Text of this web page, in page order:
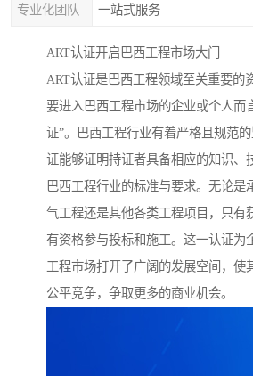
专业化团队 一站式服务
ART认证开启巴西工程市场大门
ART认证是巴西工程领域至关重要的
要进入巴西工程市场的企业或个人而
证”。巴西工程行业有着严格且规范
证能够证明持证者具备相应的知识、
巴西工程行业的标准与要求。无论是
气工程还是其他各类工程项目，只有
有资格参与投标和施工。这一认证为
工程市场打开了广阔的发展空间，使
公平竞争，争取更多的商业机会。